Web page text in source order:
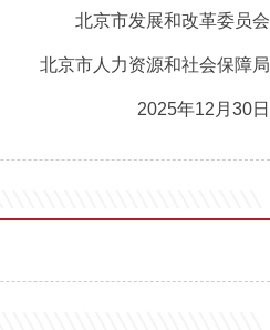
北京市发展和改革委员会
北京市人力资源和社会保障局
2025年12月30日